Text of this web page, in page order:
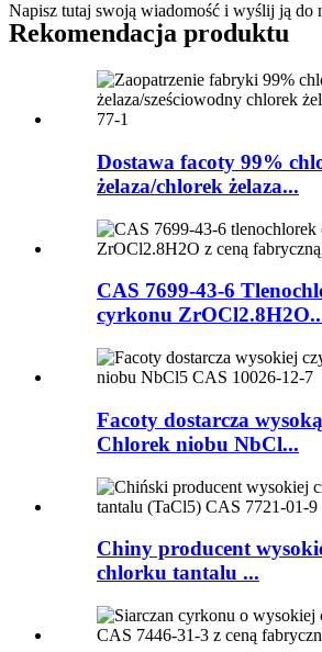
Napisz tutaj swoją wiadomość i wyślij ją do
Rekomendacja produktu
Dostawa facoty 99%
żelaza/chlorek żelaza...
CAS 7699-43-6
cyrkonu
Facoty dostarcza
Chlorek niobu NbCl...
Chiny producent
chlorku tantalu ...